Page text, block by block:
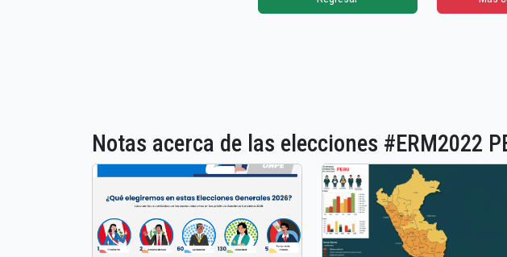
Notas acerca de las elecciones #ERM2022